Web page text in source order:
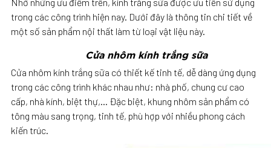
trong các công trình hiện nay. Dưới đây là thông tin chi tiết về
một số sản phẩm nội thất làm từ loại vật liệu này.
Cửa nhôm kính trắng sữa
Cửa nhôm kính trắng sữa có thiết kế tinh tế, dễ dàng ứng dụng
trong các công trình khác nhau như: nhà phố, chung cư cao
cấp, nhà kính, biệt thự,… Đặc biệt, khung nhôm sản phẩm có
tông màu sang trọng, tinh tế, phù hợp với nhiều phong cách
kiến trúc.